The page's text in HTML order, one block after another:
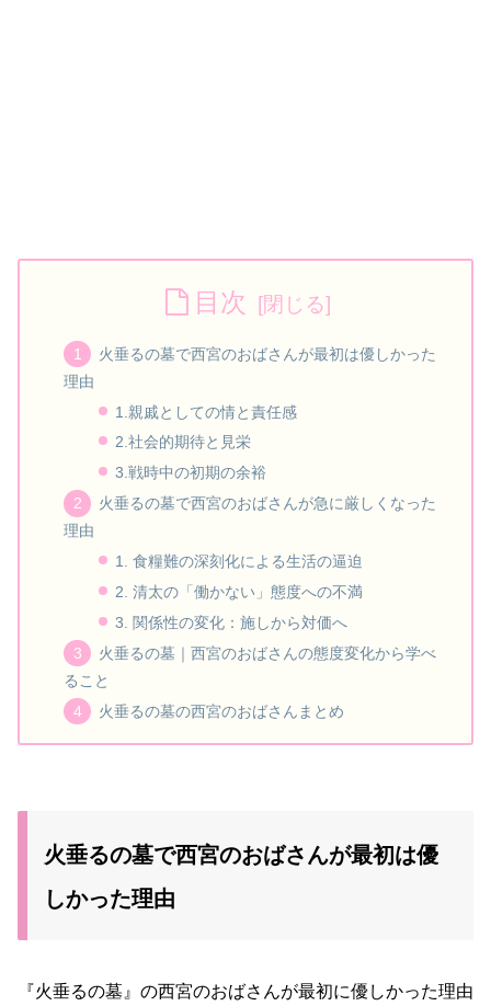
目次
火垂るの墓で西宮のおばさんが最初は優しかった
理由
1.親戚としての情と責任感
2.社会的期待と見栄
3.戦時中の初期の余裕
火垂るの墓で西宮のおばさんが急に厳しくなった
理由
1. 食糧難の深刻化による生活の逼迫
2. 清太の「働かない」態度への不満
3. 関係性の変化：施しから対価へ
火垂るの墓｜西宮のおばさんの態度変化から学べ
ること
火垂るの墓の西宮のおばさんまとめ
火垂るの墓で西宮のおばさんが最初は優
しかった理由
『火垂るの墓』の西宮のおばさんが最初に優しかった理由